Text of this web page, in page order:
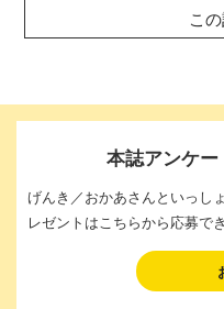
こ
本誌アンケ
げんき／おかあさんといっし
レゼントはこちらから応募でき